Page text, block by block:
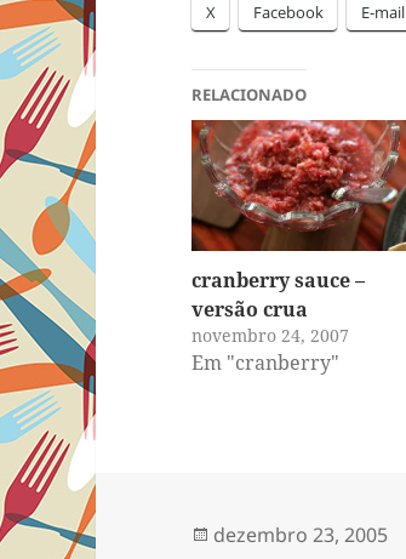
X Facebook E-mail
RELACIONADO
cranberry sauce –
versão crua
novembro 24, 2007
Em "cranberry"
Publicado
dezembro 23, 2005